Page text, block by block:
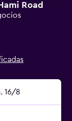
Road
16/8